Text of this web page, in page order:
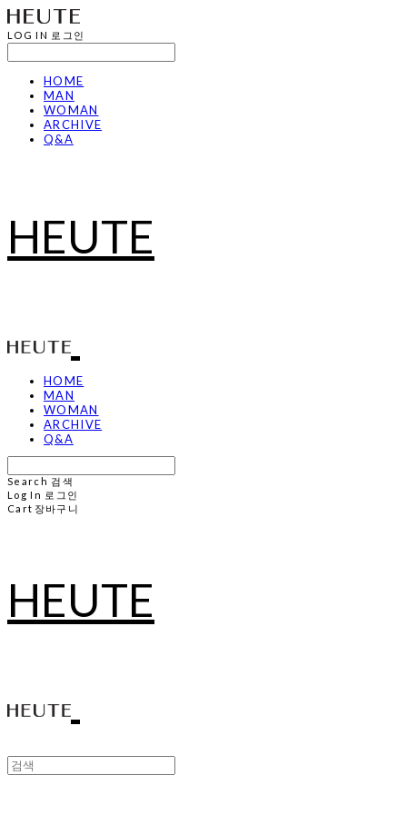
LOG IN 로그인
HOME
MAN
WOMAN
ARCHIVE
Q&A
HEUTE
HOME
MAN
WOMAN
ARCHIVE
Q&A
Search 검색
Log In 로그인
Cart 장바구니
HEUTE